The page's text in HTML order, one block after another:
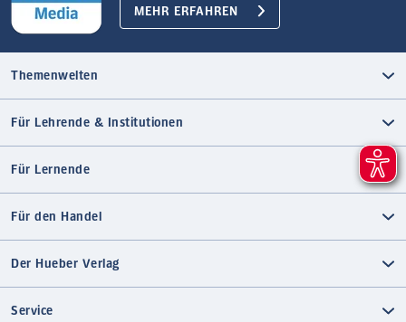
MEHR ERFAHREN
Themenwelten
Für Lehrende & Institutionen
Für Lernende
Für den Handel
Der Hueber Verlag
Service